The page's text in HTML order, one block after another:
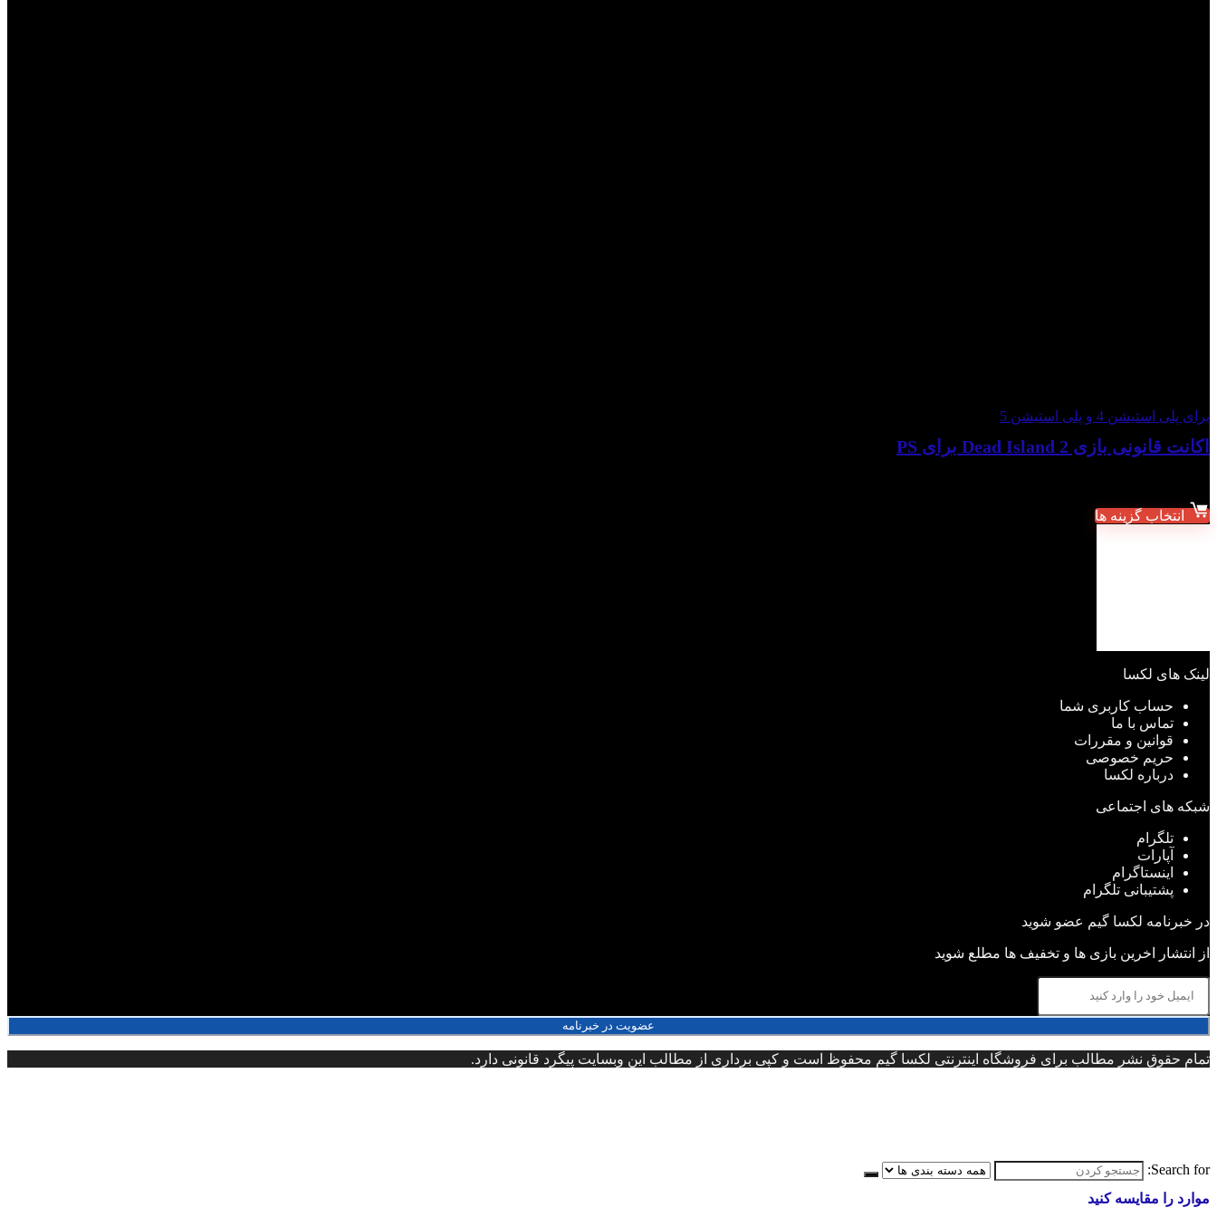
برای پلی استیشن 4 و پلی استیشن 5
اکانت قانونی بازی Dead Island 2 برای PS
انتخاب گزینه ها
لینک های لکسا
حساب کاربری شما
تماس با ما
قوانین و مقررات
حریم خصوصی
درباره لکسا
شبکه های اجتماعی
تلگرام
آپارات
اینستاگرام
پشتیبانی تلگرام
در خبرنامه لکسا گیم عضو شوید
از انتشار اخرین بازی ها و تخفیف ها مطلع شوید
عضویت در خبرنامه
تمام حقوق نشر مطالب برای فروشگاه اینترنتی لکسا گیم محفوظ است و کپی برداری از مطالب این وبسایت پیگرد قانونی دارد.
Search for:
موارد را مقایسه کنید